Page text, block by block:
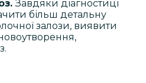
Завдяки діагностиці
більш детальну
залози, виявити
новоутворення,